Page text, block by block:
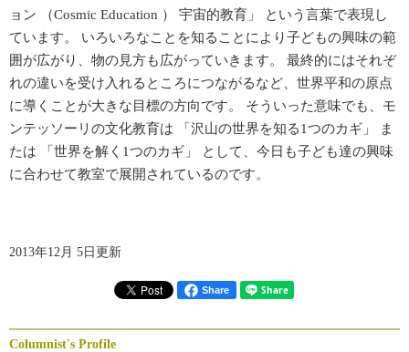
ョン （Cosmic Education ） 宇宙的教育」 という言葉で表現し
ています。 いろいろなことを知ることにより子どもの興味の範
囲が広がり、物の見方も広がっていきます。 最終的にはそれぞ
れの違いを受け入れるところにつながるなど、世界平和の原点
に導くことが大きな目標の方向です。 そういった意味でも、モ
ンテッソーリの文化教育は 「沢山の世界を知る1つのカギ」 ま
たは 「世界を解く1つのカギ」 として、今日も子ども達の興味
に合わせて教室で展開されているのです。
2013年12月 5日更新
Share
Columnist's Profile